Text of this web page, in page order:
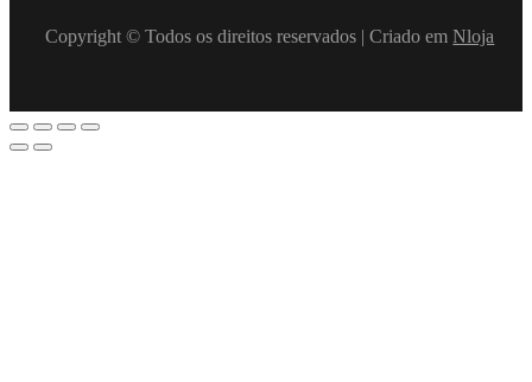
Copyright © Todos os direitos reservados | Criado emNloja